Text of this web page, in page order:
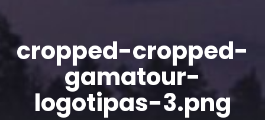
cropped-cropped-
gamatour-
logotipas-3.png